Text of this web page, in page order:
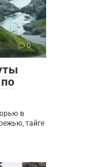
0
в
тайге